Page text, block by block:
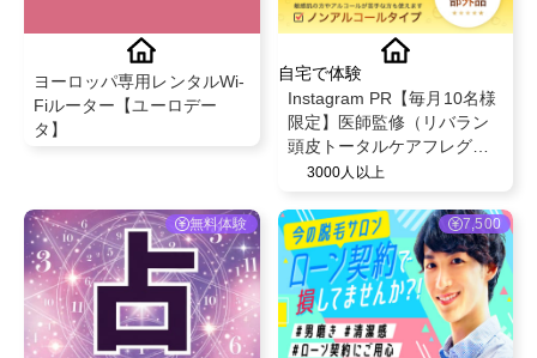
ヨーロッパ専用レンタルWi-
Fiルーター【ユーロデー
タ】
自宅で体験
Instagram PR【毎月10名様
限定】医師監修（リバラン
頭皮トータルケアフレグラ
ンスローション）フケ かゆ
毛 60mL (1本)
3000人以上
無料体験 7,500